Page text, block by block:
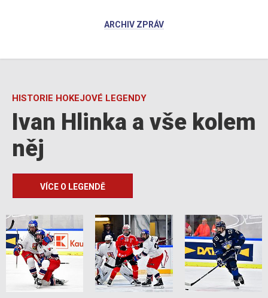
ARCHIV ZPRÁV
HISTORIE HOKEJOVÉ LEGENDY
Ivan Hlinka a vše kolem
něj
VÍCE O LEGENDĚ